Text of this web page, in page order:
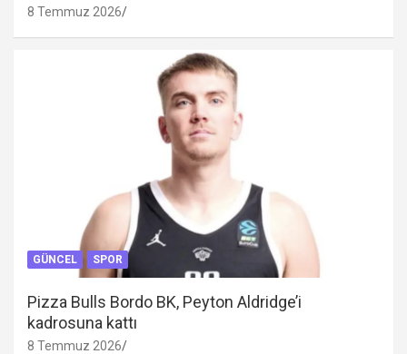
8 Temmuz 2026
GÜNCEL SPOR
Pizza Bulls Bordo BK, Peyton Aldridge’i
kadrosuna kattı
8 Temmuz 2026